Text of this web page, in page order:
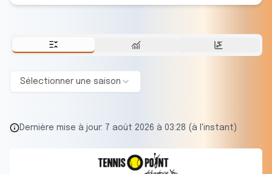
Sélectionner une saison
Dernière mise à jour: 7 août 2026 à 03:28 (à l'instant)